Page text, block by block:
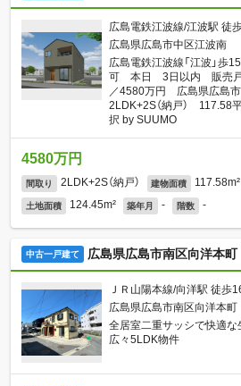
広島電鉄江波線/江波駅 徒
広島県広島市中区江波南
広島電鉄江波線「江波」
可 本日 3日以内 販売
／4580万円 広島県広島
2LDK+2S（納戸） 117.58
択 by SUUMO
4580万円
間取り 2LDK+2S（納戸） 建物面積 117.58m²
土地面積 124.45m² 築年月 - 階数 -
中古一戸建て 広島県広島市南区向洋本町
ＪＲ山陽本線/向洋駅 徒歩
広島県広島市南区向洋本町
全居室二重サッシで快適
広々5LDK物件